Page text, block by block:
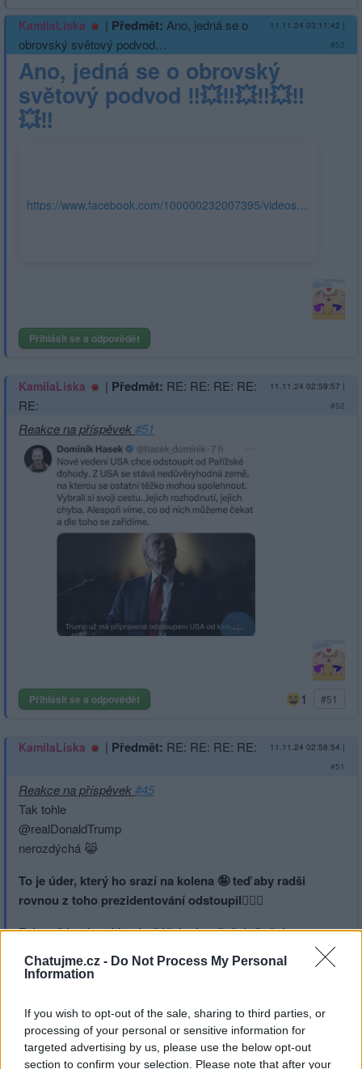
Chatujme.cz - Do Not Process My Personal
Information
If you wish to opt-out of the sale, sharing to third parties, or
processing of your personal or sensitive information for
targeted advertising by us, please use the below opt-out
section to confirm your selection. Please note that after your
KamilaLiska | Předmět: Ano, jedná se o
obrovský světový podvod…
11.11.24 03:11:42 |
#53
Ano, jedná se o obrovský
světový podvod ‼️💥‼️💥‼️💥‼️
💥‼️
https://www.facebook.com/100000232007395/videos/1346401092753334
Přihlásit se a odpovědět
KamilaLiska | Předmět: RE: RE: RE: RE:
RE:
11.11.24 02:59:57 |
#52
Reakce na příspěvek#51
Přihlásit se a odpovědět 1 #51
KamilaLiska | Předmět: RE: RE: RE: RE: 11.11.24 02:58:54 |
#51
Reakce na příspěvek#45
Tak tohle
@realDonaldTrump
nerozdýchá 😹
To je úder, který ho srazí na kolena 🤪 teď aby radši
rovnou z toho prezidentování odstoupil🤦🏻‍♂️
Fakt mě baví tenhle ubožáček ukro šašek Gašek
https://x.com/pozorzmena/status/1855360433990914388